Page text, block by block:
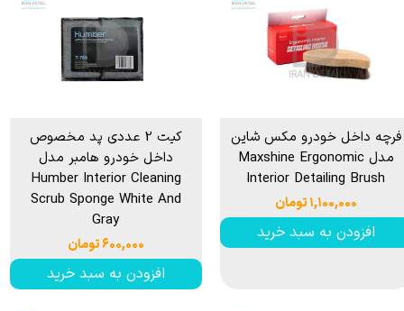
فرچه داخل خودرو مکس شاین
مدل Maxshine Ergonomic
Interior Detailing Brush
۱,۱۰۰,۰۰۰ تومان
افزودن به سبد خرید
کیت 2 عددی پد مخصوص
داخل خودرو هامبر مدل
Humber Interior Cleaning
Scrub Sponge White And
Gray
۶۰۰,۰۰۰ تومان
افزودن به سبد خرید